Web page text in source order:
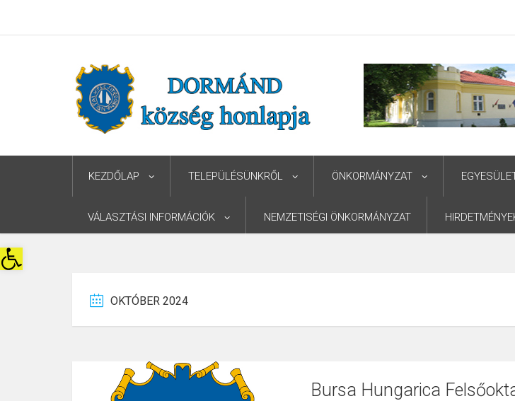
Eszköztár megnyitása
KEZDŐLAP TELEPÜLÉSÜNKRŐL ÖNKORMÁNYZAT
VÁLASZTÁSI INFORMÁCIÓK NEMZETISÉGI ÖNKORMÁNYZAT
OKTÓBER 2024
Bursa Hungarica